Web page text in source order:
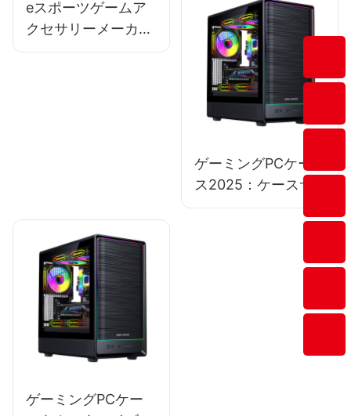
eスポーツゲームア
クセサリーメーカー
における販売データ
ゲーミングPCケー
ス2025：ケースサ
イズ別のメリットと
ゲーミングPCケー